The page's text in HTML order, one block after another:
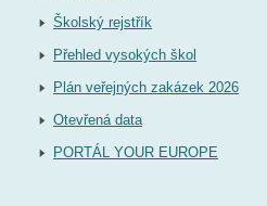
Školský rejstřík
Přehled vysokých škol
Plán veřejných zakázek 2026
Otevřená data
PORTÁL YOUR EUROPE